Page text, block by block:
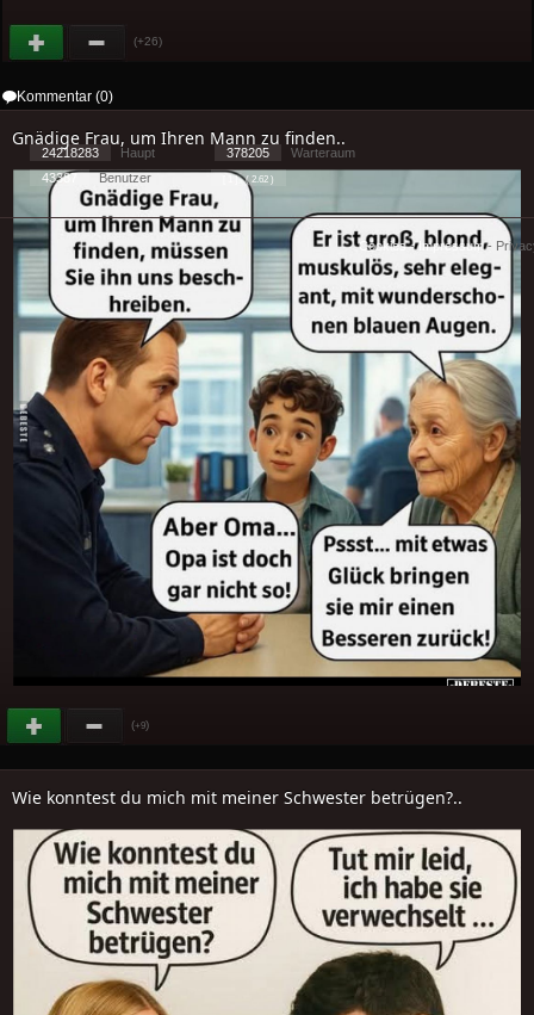
(+26)
Kommentar (0)
Gnädige Frau, um Ihren Mann zu finden..
(+9)
Wie konntest du mich mit meiner Schwester betrügen?..
24218283 Haupt 378205
Warteraum
43387
Benutzer [ 1 ] - ( 2.62 )
Cookies-Impressum-